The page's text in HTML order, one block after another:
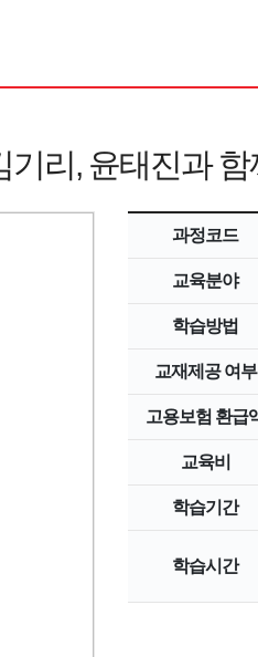
기리, 윤태진과
과정코드
교육분야
학습방법
교재제공 여부
고용보험 환급
교육비
학습기간
학습시간